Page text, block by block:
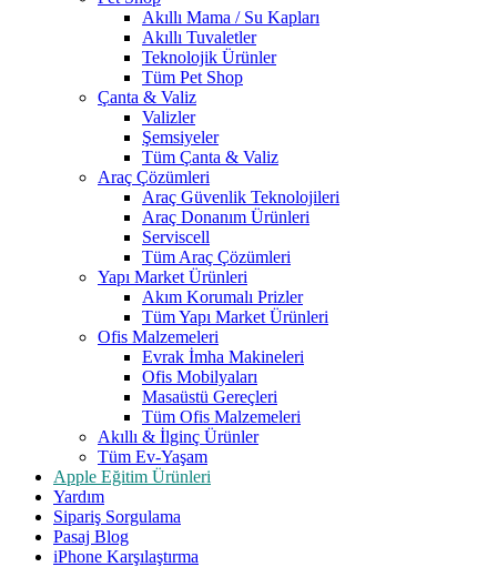
Akıllı Mama / Su Kapları
Akıllı Tuvaletler
Teknolojik Ürünler
Tüm Pet Shop
Çanta & Valiz
Valizler
Şemsiyeler
Tüm Çanta & Valiz
Araç Çözümleri
Araç Güvenlik Teknolojileri
Araç Donanım Ürünleri
Serviscell
Tüm Araç Çözümleri
Yapı Market Ürünleri
Akım Korumalı Prizler
Tüm Yapı Market Ürünleri
Ofis Malzemeleri
Evrak İmha Makineleri
Ofis Mobilyaları
Masaüstü Gereçleri
Tüm Ofis Malzemeleri
Akıllı & İlginç Ürünler
Tüm Ev-Yaşam
Apple Eğitim Ürünleri
Yardım
Sipariş Sorgulama
Pasaj Blog
iPhone Karşılaştırma